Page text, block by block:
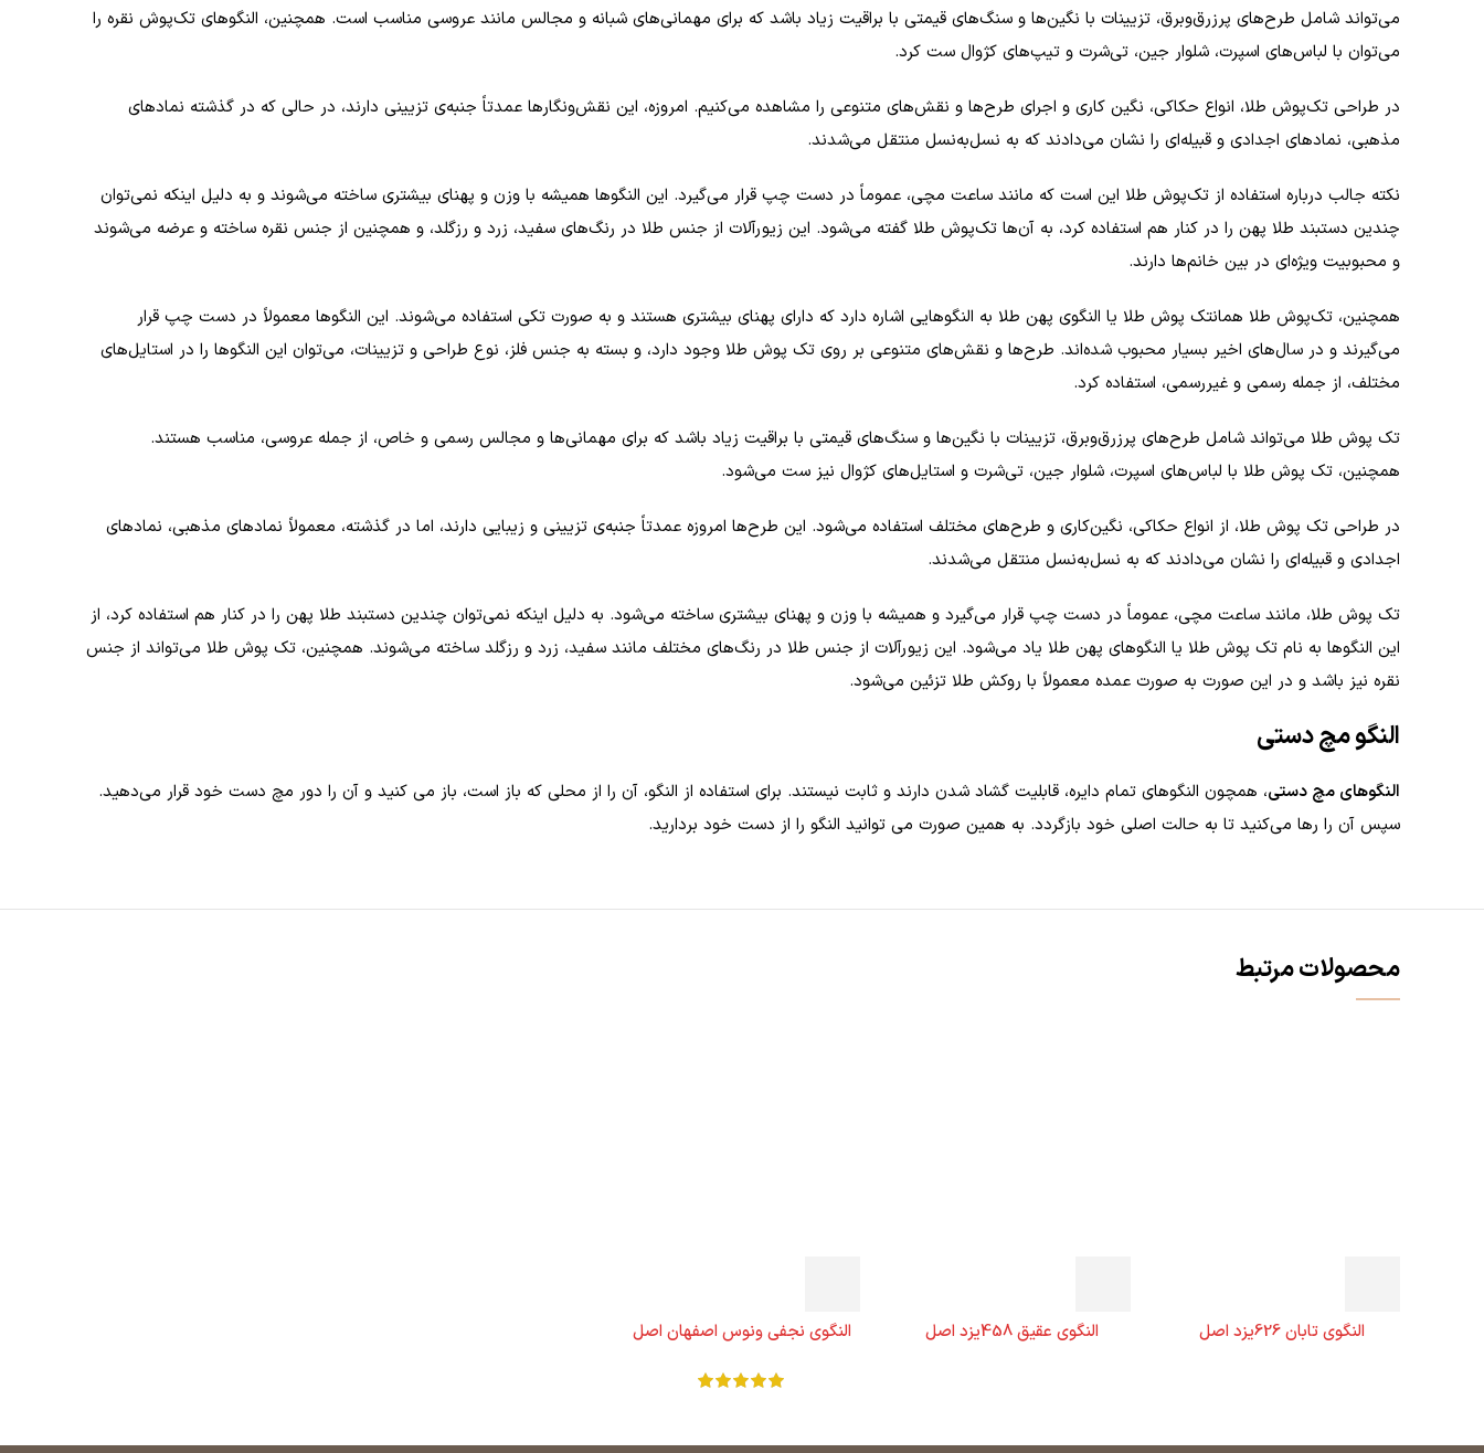
می‌تواند شامل طرح‌های پرزرق‌وبرق، تزیینات با نگین‌ها و سنگ‌های قیمتی با براقیت زیاد باشد که برای مهمانی‌های شبانه و مجالس مانند عروسی مناسب است. همچنین، النگوهای تک‌پوش نقره را
می‌توان با لباس‌های اسپرت، شلوار جین، تی‌شرت و تیپ‌های کژوال ست کرد.
در طراحی تک‌پوش طلا، انواع حکاکی، نگین کاری و اجرای طرح‌ها و نقش‌های متنوعی را مشاهده می‌کنیم. امروزه، این نقش‌ونگارها عمدتاً جنبه‌ی تزیینی دارند، در حالی که در گذشته نمادهای
مذهبی، نمادهای اجدادی و قبیله‌ای را نشان می‌دادند که به نسل‌به‌نسل منتقل می‌شدند.
نکته جالب درباره استفاده از تک‌پوش طلا این است که مانند ساعت مچی، عموماً در دست چپ قرار می‌گیرد. این النگوها همیشه با وزن و پهنای بیشتری ساخته می‌شوند و به دلیل اینکه نمی‌توان
چندین دستبند طلا پهن را در کنار هم استفاده کرد، به آن‌ها تک‌پوش طلا گفته می‌شود. این زیورآلات از جنس طلا در رنگ‌های سفید، زرد و رزگلد، و همچنین از جنس نقره ساخته و عرضه می‌شوند
و محبوبیت ویژه‌ای در بین خانم‌ها دارند.
همچنین، تک‌پوش طلا همانتک پوش طلا یا النگوی پهن طلا به النگوهایی اشاره دارد که دارای پهنای بیشتری هستند و به صورت تکی استفاده می‌شوند. این النگوها معمولاً در دست چپ قرار
می‌گیرند و در سال‌های اخیر بسیار محبوب شده‌اند. طرح‌ها و نقش‌های متنوعی بر روی تک پوش طلا وجود دارد، و بسته به جنس فلز، نوع طراحی و تزیینات، می‌توان این النگوها را در استایل‌های
مختلف، از جمله رسمی و غیررسمی، استفاده کرد.
تک پوش طلا می‌تواند شامل طرح‌های پرزرق‌وبرق، تزیینات با نگین‌ها و سنگ‌های قیمتی با براقیت زیاد باشد که برای مهمانی‌ها و مجالس رسمی و خاص، از جمله عروسی، مناسب هستند.
همچنین، تک پوش طلا با لباس‌های اسپرت، شلوار جین، تی‌شرت و استایل‌های کژوال نیز ست می‌شود.
در طراحی تک پوش طلا، از انواع حکاکی، نگین‌کاری و طرح‌های مختلف استفاده می‌شود. این طرح‌ها امروزه عمدتاً جنبه‌ی تزیینی و زیبایی دارند، اما در گذشته، معمولاً نمادهای مذهبی، نمادهای
اجدادی و قبیله‌ای را نشان می‌دادند که به نسل‌به‌نسل منتقل می‌شدند.
تک پوش طلا، مانند ساعت مچی، عموماً در دست چپ قرار می‌گیرد و همیشه با وزن و پهنای بیشتری ساخته می‌شود. به دلیل اینکه نمی‌توان چندین دستبند طلا پهن را در کنار هم استفاده کرد، از
این النگوها به نام تک پوش طلا یا النگوهای پهن طلا یاد می‌شود. این زیورآلات از جنس طلا در رنگ‌های مختلف مانند سفید، زرد و رزگلد ساخته می‌شوند. همچنین، تک پوش طلا می‌تواند از جنس
نقره نیز باشد و در این صورت به صورت عمده معمولاً با روکش طلا تزئین می‌شود.
النگو مچ دستی
النگوهای مچ دستی، همچون النگوهای تمام‌ دایره، قابلیت گشاد شدن دارند و ثابت نیستند. برای استفاده از النگو، آن را از محلی که باز است، باز می‌ کنید و آن را دور مچ دست خود قرار می‌دهید.
سپس آن را رها می‌کنید تا به حالت اصلی خود بازگردد. به همین صورت می‌ توانید النگو را از دست خود بردارید.
محصولات مرتبط
النگوی تابان 626یزد اصل النگوی عقیق 458یزد اصل النگوی نجفی ونوس اصفهان اصل